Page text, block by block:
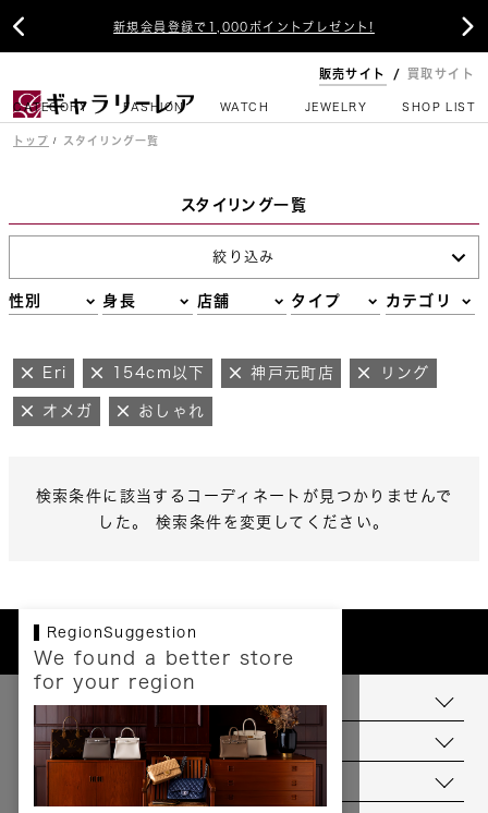
新規会員登録で1,000ポイントプレゼント!
 
販売サイト 買取サイト
CATEGORY FASHION WATCH JEWELRY SHOP LIST
トップ スタイリング一覧
スタイリング一覧
絞り込み
性別 身長 店舗 タイプ カテゴリ
Eri 154cm以下 神戸元町店 リング
オメガ おしゃれ
検索条件に該当するコーディネートが見つかりませんで
した。 検索条件を変更してください。
RegionSuggestion
We found a better store
for your region
お支払いについて
配送について
送料について